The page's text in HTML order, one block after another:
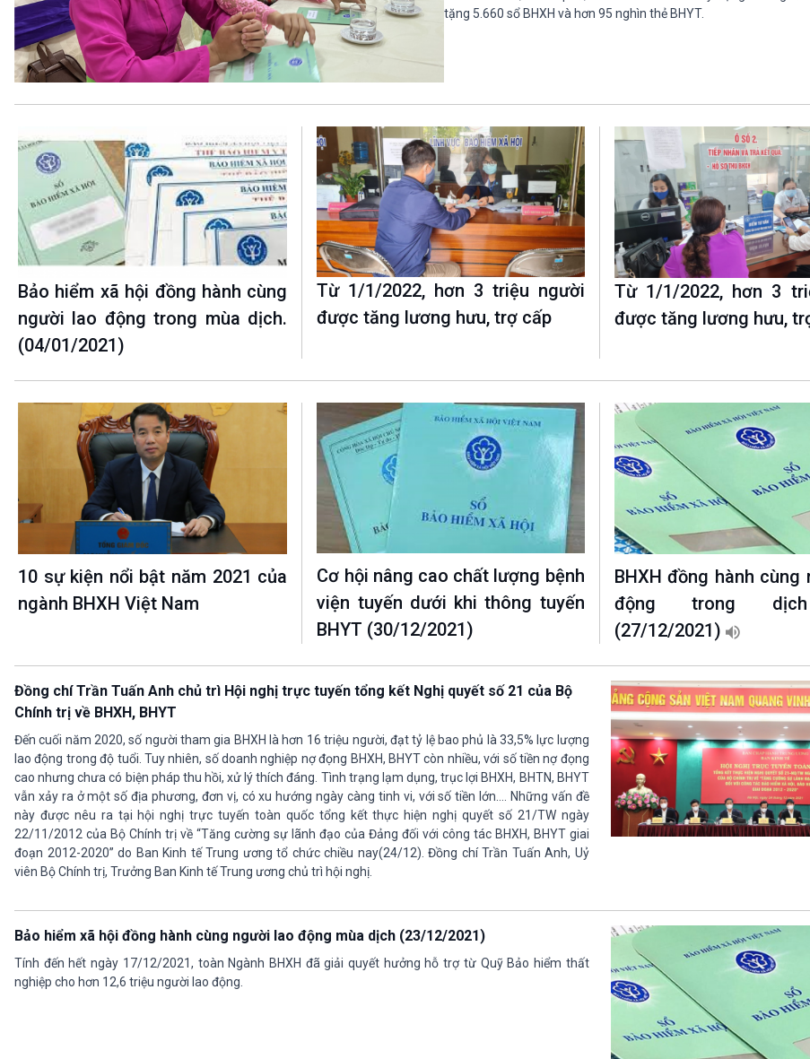
360 độ Sức khỏe
Chuyển đổi Xanh
Tài nguyên và Môi trường
Chuyên gia của bạn
Kết nối công nghệ
Sống chung với biến đổi
khí hậu
Chát với người nổi tiếng
Video
VOV1 đặc biệt
Thanh âm ký sự
Chân dung cuộc sống
Các chương trình đặc biệt
tặng 5.660 sổ BHXH và hơn 95 nghìn thẻ BHYT.
Bảo hiểm xã hội đồng hành cùng
người lao động trong mùa dịch.
(04/01/2021)
Từ 1/1/2022, hơn 3 triệu người
được tăng lương hưu, trợ cấp
Từ 1/1/2022, hơn 3
được tăng lương hưu,
10 sự kiện nổi bật năm 2021 của
ngành BHXH Việt Nam
Cơ hội nâng cao chất lượng bệnh
viện tuyến dưới khi thông tuyến
BHYT (30/12/2021)
BHXH đồng hành cùng
động trong
(27/12/2021)
Đồng chí Trần Tuấn Anh chủ trì Hội nghị trực tuyến tổng kết Nghị quyết số 21 của Bộ
Chính trị về BHXH, BHYT
Đến cuối năm 2020, số người tham gia BHXH là hơn 16 triệu người, đạt tỷ lệ bao phủ là 33,5% lực lượng
lao động trong độ tuổi. Tuy nhiên, số doanh nghiệp nợ đọng BHXH, BHYT còn nhiều, với số tiền nợ đọng
cao nhưng chưa có biện pháp thu hồi, xử lý thích đáng. Tình trạng lạm dụng, trục lợi BHXH, BHTN, BHYT
vẫn xảy ra ở một số địa phương, đơn vị, có xu hướng ngày càng tinh vi, với số tiền lớn…. Những vấn đề
này được nêu ra tại hội nghị trực tuyến toàn quốc tổng kết thực hiện nghị quyết số 21/TW ngày
22/11/2012 của Bộ Chính trị về “Tăng cường sự lãnh đạo của Đảng đối với công tác BHXH, BHYT giai
đoạn 2012-2020” do Ban Kinh tế Trung ương tổ chức chiều nay(24/12). Đồng chí Trần Tuấn Anh, Uỷ
viên Bộ Chính trị, Trưởng Ban Kinh tế Trung ương chủ trì hội nghị.
Bảo hiểm xã hội đồng hành cùng người lao động mùa dịch (23/12/2021)
Tính đến hết ngày 17/12/2021, toàn Ngành BHXH đã giải quyết hưởng hỗ trợ từ Quỹ Bảo hiểm thất
nghiệp cho hơn 12,6 triệu người lao động.